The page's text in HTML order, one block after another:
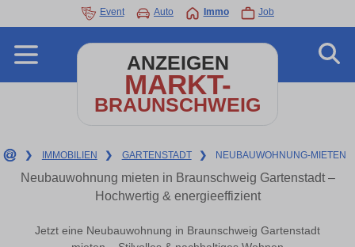
Event Auto Immo Job
ANZEIGEN
MARKT-
BRAUNSCHWEIG
❯ IMMOBILIEN ❯ GARTENSTADT ❯ NEUBAUWOHNUNG-MIETEN
Neubauwohnung mieten in Braunschweig Gartenstadt –
Hochwertig & energieeffizient
Jetzt eine Neubauwohnung in Braunschweig Gartenstadt